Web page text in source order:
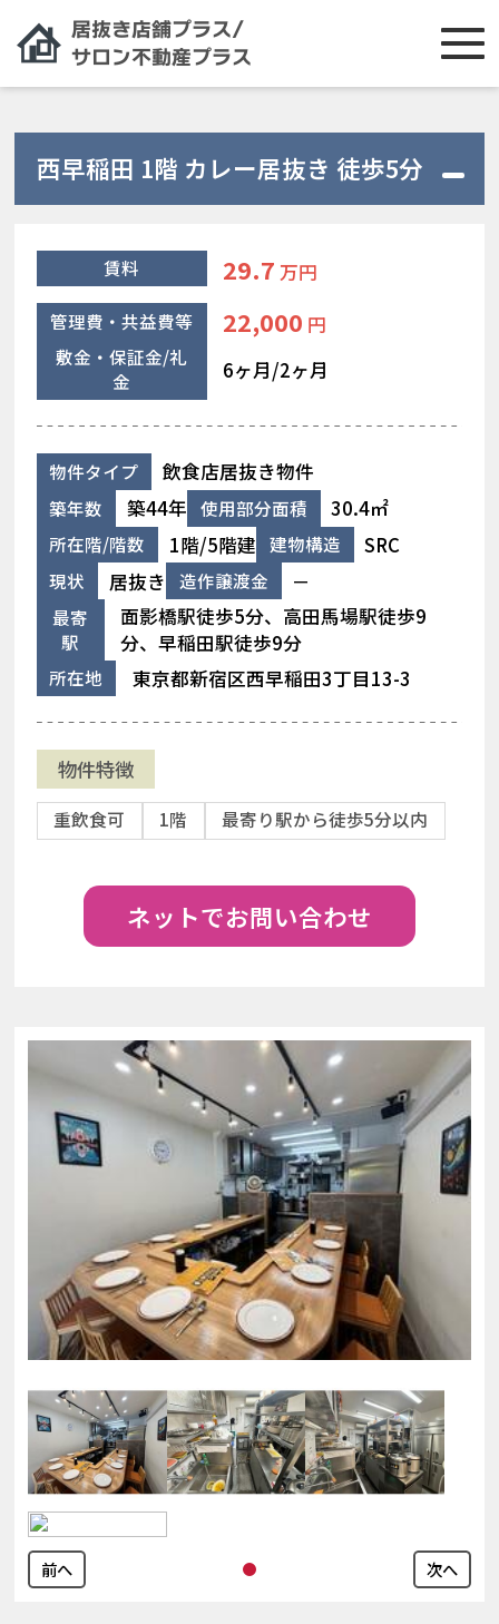
西早稲田 1階 カレー居抜き 徒歩5分
賃料 29.7 万円
管理費・共益費等 22,000 円
敷金・保証金/礼
金
6ヶ月/2ヶ月
物件タイプ 飲食店居抜き物件
築年数 築44年 使用部分面積 30.4㎡
所在階/階数 1階/5階建 建物構造 SRC
現状 居抜き 造作譲渡金 －
最寄
駅
面影橋駅徒歩5分、高田馬場駅徒歩9
分、早稲田駅徒歩9分
所在地 東京都新宿区西早稲田3丁目13-3
物件特徴
重飲食可 1階 最寄り駅から徒歩5分以内
ネットでお問い合わせ
前へ 次へ